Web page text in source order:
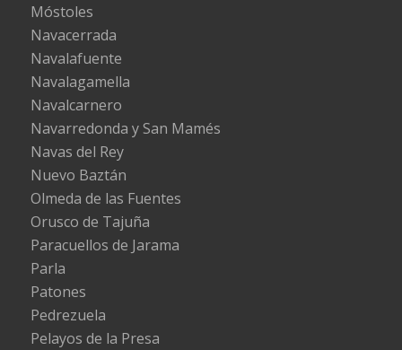
Móstoles
Navacerrada
Navalafuente
Navalagamella
Navalcarnero
Navarredonda y San Mamés
Navas del Rey
Nuevo Baztán
Olmeda de las Fuentes
Orusco de Tajuña
Paracuellos de Jarama
Parla
Patones
Pedrezuela
Pelayos de la Presa